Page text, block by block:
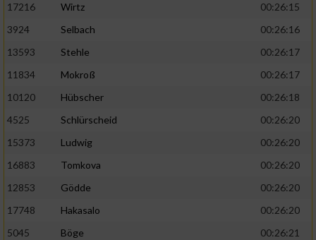
17216
Wirtz
00:26:15
3924
Selbach
00:26:16
13593
Stehle
00:26:17
11834
Mokroß
00:26:17
10120
Hübscher
00:26:18
4525
Schlürscheid
00:26:20
15373
Ludwig
00:26:20
16883
Tomkova
00:26:20
12853
Gödde
00:26:20
17748
Hakasalo
00:26:20
5045
Böge
00:26:21